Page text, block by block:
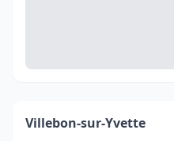
Villebon-sur-Yvette